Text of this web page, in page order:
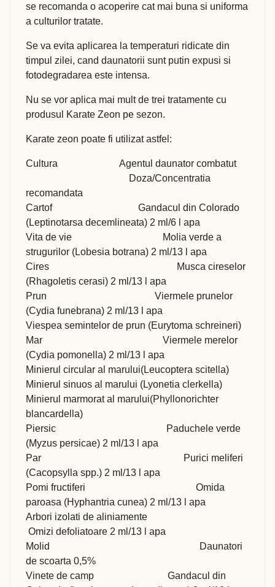
se recomanda o acoperire cat mai buna si uniforma
a culturilor tratate.
Se va evita aplicarea la temperaturi ridicate din
timpul zilei, cand daunatorii sunt putin expusi si
fotodegradarea este intensa.
Nu se vor aplica mai mult de trei tratamente cu
produsul Karate Zeon pe sezon.
Karate zeon poate fi utilizat astfel:
Cultura Agentul daunator combatut
Doza/Concentratia
recomandata
Cartof Gandacul din Colorado
(Leptinotarsa decemlineata) 2 ml/6 l apa
Vita de vie Molia verde a
strugurilor (Lobesia botrana) 2 ml/13 l apa
Cires Musca cireselor
(Rhagoletis cerasi) 2 ml/13 l apa
Prun Viermele prunelor
(Cydia funebrana) 2 ml/13 l apa
Viespea semintelor de prun (Eurytoma schreineri)
Mar Viermele merelor
(Cydia pomonella) 2 ml/13 l apa
Minierul circular al marului(Leucoptera scitella)
Minierul sinuos al marului (Lyonetia clerkella)
Minierul marmorat al marului(Phyllonorichter
blancardella)
Piersic Paduchele verde
(Myzus persicae) 2 ml/13 l apa
Par Purici meliferi
(Cacopsylla spp.) 2 ml/13 l apa
Pomi fructiferi Omida
paroasa (Hyphantria cunea) 2 ml/13 l apa
Arbori izolati de aliniamente
Omizi defoliatoare 2 ml/13 l apa
Molid Daunatori
de scoarta 0,5%
Vinete de camp Gandacul din